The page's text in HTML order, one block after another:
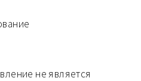
не является